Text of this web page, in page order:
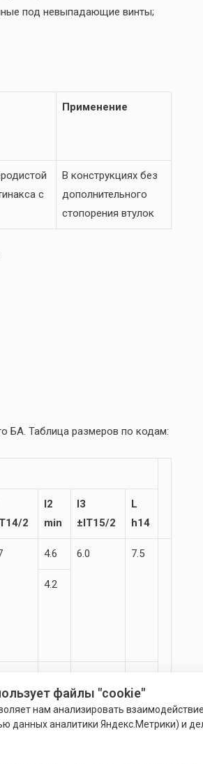
под невыпадающие винты;
Применение
с
В конструкциях без
дополнительного
стопорения втулок
БА. Таблица размеров по кодам:
2
l2
min
I3
±IT15/2
L
h14
4.6 6.0 7.5
4.2
4.6 6.5 8.5
файлы "cookie"
нам анализировать
данных аналитики Яндекс.Метрики) и